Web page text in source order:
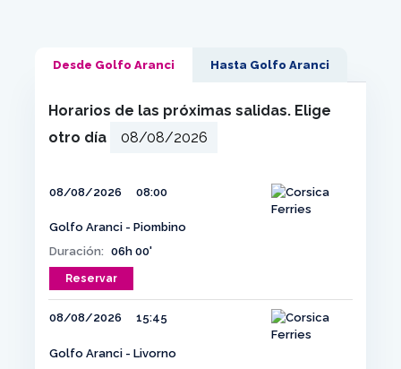
Desde Golfo Aranci Hasta Golfo Aranci
Horarios de las próximas salidas. Elige
otro día
08/08/2026 08:00
Golfo Aranci - Piombino
Duración: 06h 00'
Reservar
08/08/2026 15:45
Golfo Aranci - Livorno